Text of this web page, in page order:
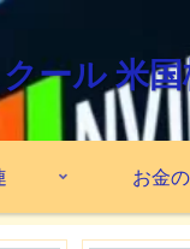
ール 米
お金